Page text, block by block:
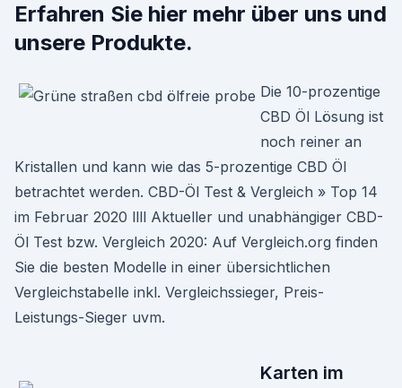
Erfahren Sie hier mehr über uns und
unsere Produkte.
Die 10-prozentige
CBD Öl Lösung ist
noch reiner an
Kristallen und kann wie das 5-prozentige CBD Öl
betrachtet werden. CBD-Öl Test & Vergleich » Top 14
im Februar 2020 llll Aktueller und unabhängiger CBD-
Öl Test bzw. Vergleich 2020: Auf Vergleich.org finden
Sie die besten Modelle in einer übersichtlichen
Vergleichstabelle inkl. Vergleichssieger, Preis-
Leistungs-Sieger uvm.
Karten im